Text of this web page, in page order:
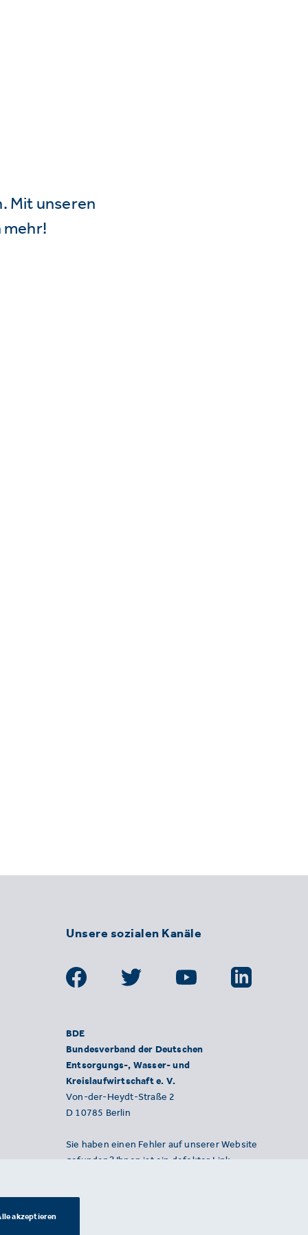
Mit unseren
mehr!
Unsere sozialen Kanäle
BDE
Bundesverband der Deutschen
Entsorgungs-, Wasser- und
Kreislaufwirtschaft e. V.
Von-der-Heydt-Straße 2
D 10785 Berlin
Sie haben einen Fehler auf unserer Website
gefunden? Ihnen ist ein defekter Link
akzeptieren